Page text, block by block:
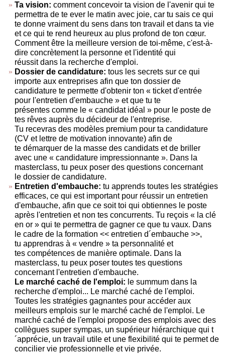
Ta vision: comment concevoir ta vision de l'avenir qui te
permettra de te ever le matin avec joie, car tu sais ce qui
te donne vraiment du sens dans ton travail et dans ta vie
et ce qui te rend heureux au plus profond de ton cœur.
Comment être la meilleure version de toi-même, c'est-à-
dire concrètement la personne et l'identité qui
réussit dans la recherche d'emploi.
Dossier de candidature: tous les secrets sur ce qui
importe aux entreprises afin que ton dossier de
candidature te permette d'obtenir ton « ticket d'entrée
pour l'entretien d'embauche » et que tu te
présentes comme le « candidat idéal » pour le poste de
tes rêves auprès du décideur de l'entreprise.
Tu recevras des modèles premium pour ta candidature
(CV et lettre de motivation innovante) afin de
te démarquer de la masse des candidats et de briller
avec une « candidature impressionnante ». Dans la
masterclass, tu peux poser des questions concernant
le dossier de candidature.
Entretien d'embauche: tu apprends toutes les stratégies
efficaces, ce qui est important pour réussir un entretien
d'embauche, afin que ce soit toi qui obtiennes le poste
après l'entretien et non tes concurrents. Tu reçois « la clé
en or » qui te permettra de gagner ce que tu vaux. Dans
le cadre de la formation << entretien d´embauche >>,
tu apprendras à « vendre » ta personnalité et
tes compétences de manière optimale. Dans la
masterclass, tu peux poser toutes tes questions
concernant l'entretien d'embauche.
Le marché caché de l'emploi: le summum dans la
recherche d'emploi... Le marché caché de l'emploi.
Toutes les stratégies gagnantes pour accéder aux
meilleurs emplois sur le marché caché de l'emploi. Le
marché caché de l'emploi propose des emplois avec des
collègues super sympas, un supérieur hiérarchique qui t
´apprécie, un travail utile et une flexibilité qui te permet de
concilier vie professionnelle et vie privée.